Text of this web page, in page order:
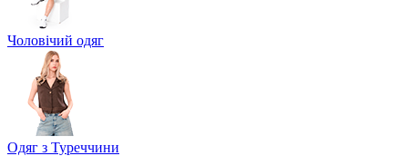
Чоловічий одяг
Одяг з Туреччини